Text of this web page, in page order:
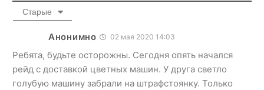
Старые
Анонимно 02 мая 2020 14:03
Ребята, будьте осторожны. Сегодня опять начался
рейд с доставкой цветных машин. У друга светло
голубую машину забрали на штрафстоянку. Только